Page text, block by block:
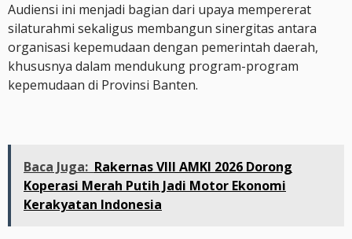
Audiensi ini menjadi bagian dari upaya mempererat
silaturahmi sekaligus membangun sinergitas antara
organisasi kepemudaan dengan pemerintah daerah,
khususnya dalam mendukung program-program
kepemudaan di Provinsi Banten.
Baca Juga: Rakernas VIII AMKI 2026 Dorong
Koperasi Merah Putih Jadi Motor Ekonomi
Kerakyatan Indonesia